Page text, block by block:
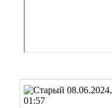
08.06.2024,
01:57